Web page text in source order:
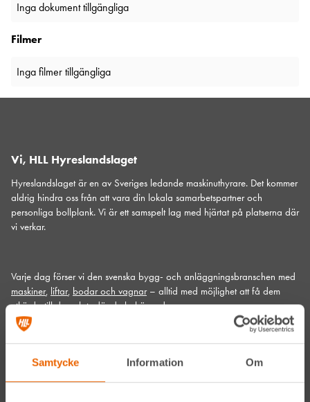
Samtycke Information Om
Inga dokument tillgängliga
Filmer
Inga filmer tillgängliga
Vi, HLL Hyreslandslaget
Hyreslandslaget är en av Sveriges ledande maskinuthyrare. Det kommer
aldrig hindra oss från att vara din lokala samarbetspartner och
personliga bollplank. Vi är ett samspelt lag med hjärtat på platserna där
vi verkar.
Varje dag förser vi den svenska bygg- och anläggningsbranschen med
maskiner, liftar, bodar och vagnar– alltid med möjlighet att få dem
utkörda till den plats där du behöver dem.
Vi gör det med service utöver det vanliga och problemlösning som gör
skillnad. Hos oss handlar mycket om maskiner, men alltid allra mest om
människor och relationer. Välkommen in till din närmsta depå!